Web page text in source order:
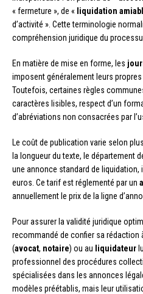
« fermeture », de « liquidation
d’activité ». Cette terminologie
compréhension juridique du
En matière de mise en forme, les
imposent généralement leurs
Toutefois, certaines règles
caractères lisibles, respect d’un
d’abréviations non consacrées par
Le coût de publication varie selon
la longueur du texte, le département
une annonce standard de
euros. Ce tarif est réglementé par un
annuellement le prix de la ligne
Pour assurer la validité juridique
recommandé de confier sa
(avocat, notaire) ou au liquidateur
professionnel des procédures
spécialisées dans les annonces
modèles préétablis, mais leur